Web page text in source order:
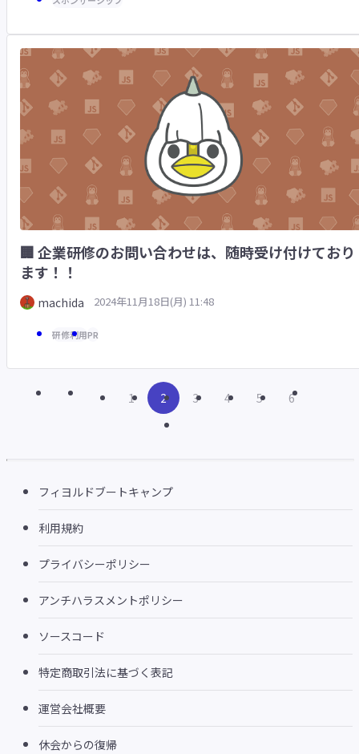
🏢 企業研修のお問い合わせは、随時受け付けており
ます！！
machida 2024年11月18日(月) 11:48
研修利用PR
1 2 3 4 5 6
フィヨルドブートキャンプ
利用規約
プライバシーポリシー
アンチハラスメントポリシー
ソースコード
特定商取引法に基づく表記
運営会社概要
休会からの復帰